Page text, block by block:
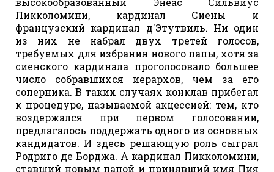
Пикколомини, кардинал Сиены и
французский кардинал д'Этутвиль. Ни один
из них не набрал двух третей голосов,
требуемых для избрания нового папы, хотя за
сиенского кардинала проголосовало большее
число собравшихся иерархов, чем за его
соперника. В таких случаях конклав прибегал
к процедуре, называемой акцессией: тем, кто
воздержался при первом голосовании,
предлагалось поддержать одного из основных
кандидатов. И здесь решающую роль сыграл
Родриго де Борджа. А кардинал Пикколомини,
ставший новым папой и принявший имя Пия